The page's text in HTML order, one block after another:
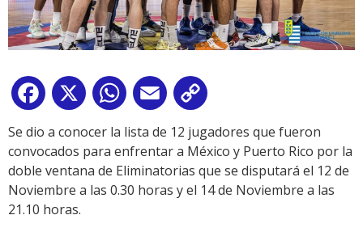
Facebook
X WhatsApp
Email
Link
Se dio a conocer la lista de 1️2 jugadores que fueron
convocados para enfrentar a México y Puerto Rico por la
doble ventana de Eliminatorias que se disputará el 12 de
Noviembre a las 0.30 horas y el 14 de Noviembre a las
21.10 horas.